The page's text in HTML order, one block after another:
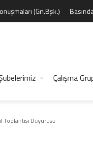
(Gn.Bşk.)
Çalışma
Duyurusu